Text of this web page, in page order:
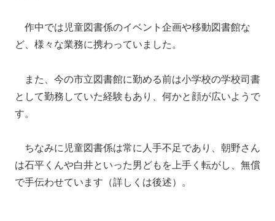
作中では児童図書係のイベント企画や移動図書館な
ど、様々な業務に携わっていました。
また、今の市立図書館に勤める前は小学校の学校司書
として勤務していた経験もあり、何かと顔が広いようで
す。
ちなみに児童図書係は常に人手不足であり、朝野さん
は石平くんや白井といった男どもを上手く転がし、無償
で手伝わせています（詳しくは後述）。